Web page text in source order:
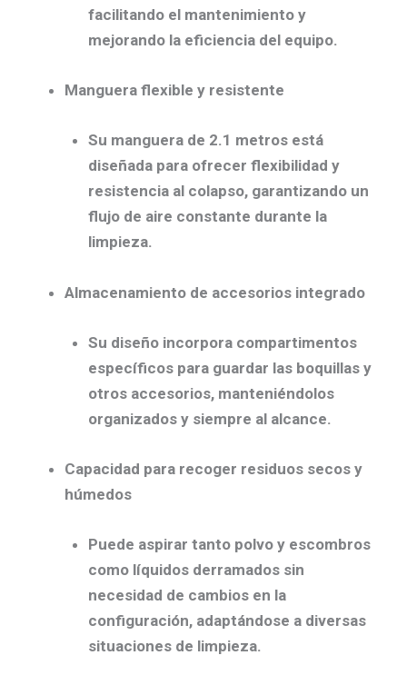
facilitando el mantenimiento y
mejorando la eficiencia del equipo.
Manguera flexible y resistente
Su manguera de 2.1 metrosestá
diseñada para ofrecer flexibilidad y
resistencia al colapso, garantizando un
flujo de aire constante durante la
limpieza.
Almacenamiento de accesorios integrado
Su diseño incorpora compartimentos
específicos para guardar las boquillas y
otros accesorios, manteniéndolos
organizados y siempre al alcance.
Capacidad para recoger residuos secos y
húmedos
Puede aspirar tanto polvo y escombros
como líquidos derramados sin
necesidad de cambios en la
configuración, adaptándose a diversas
situaciones de limpieza.